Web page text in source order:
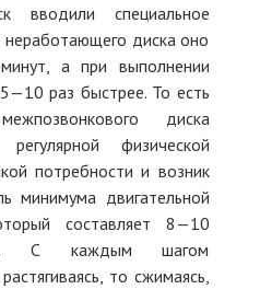
вводили специальное
диска оно
а при выполнении
раз быстрее. То есть
диска
физической
потребности и возник
минимума двигательной
составляет 8—10
С каждым шагом
то сжимаясь,